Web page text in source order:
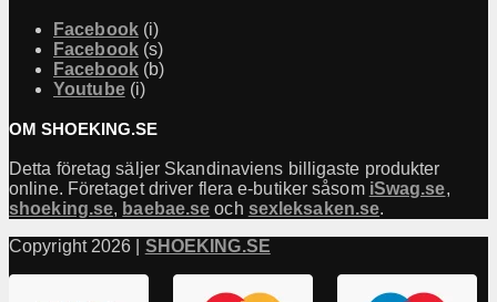
Facebook(i)
Facebook(s)
Facebook(b)
Youtube(i)
OM SHOEKING.SE
Detta företag säljer Skandinaviens billigaste produkter
online. Företaget driver flera e-butiker såsom iSwag.se,
shoeking.se, baebae.se och sexleksaken.se.
Copyright 2026 | SHOEKING.SE